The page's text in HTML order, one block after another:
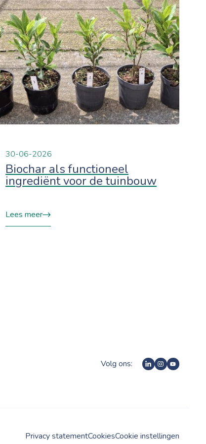
30-06-2026
Biochar als functioneel
ingrediënt voor de tuinbouw
Lees meer
Volg ons:
Privacy statementCookiesCookie instellingen